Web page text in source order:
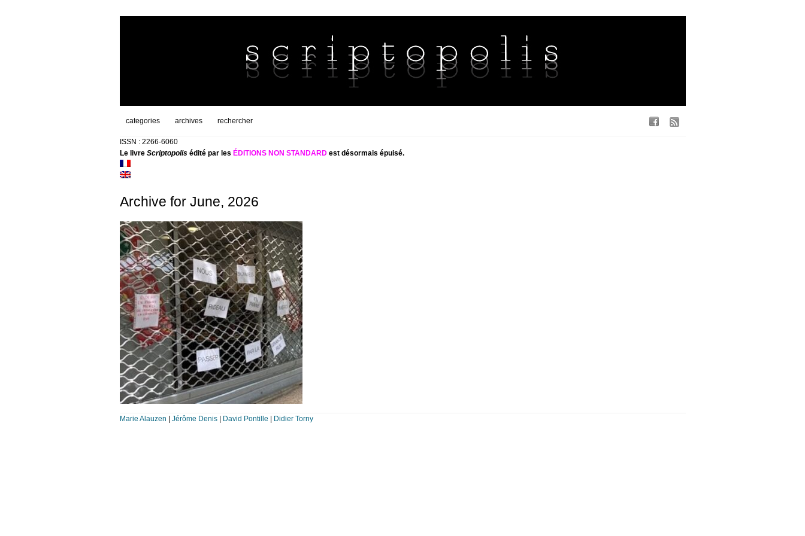
categories archives rechercher
ISSN : 2266-6060
Le livre Scriptopolisédité par les ÉDITIONS NON STANDARDest désormais épuisé.
Archive for June, 2026
Marie Alauzen Jérôme Denis| David Pontille Didier Torny